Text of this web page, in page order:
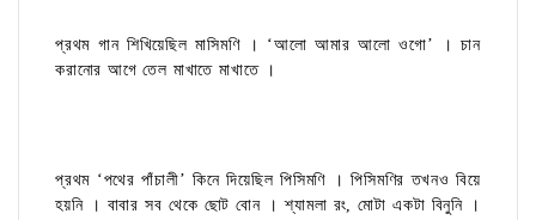
প্রথম গান শিখিয়েছিল মাসিমণি । ‘আলো আমার আলো ওগো’ । চান
করানোর আগে তেল মাখাতে মাখাতে ।
প্রথম ‘পথের পাঁচালী’ কিনে দিয়েছিল পিসিমণি । পিসিমণির তখনও বিয়ে
হয়নি । বাবার সব থেকে ছোট বোন । শ্যামলা রং, মোটা একটা বিনুনি ।